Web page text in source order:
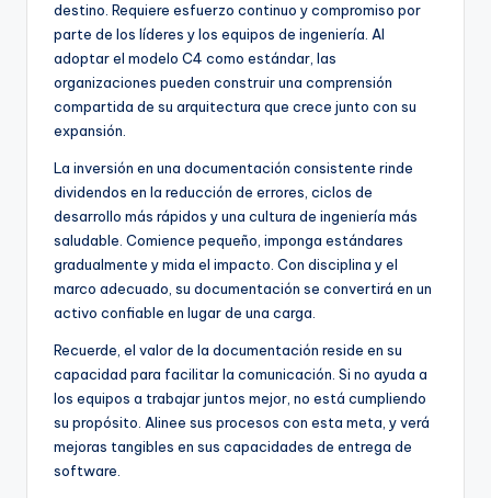
destino. Requiere esfuerzo continuo y compromiso por
parte de los líderes y los equipos de ingeniería. Al
adoptar el modelo C4 como estándar, las
organizaciones pueden construir una comprensión
compartida de su arquitectura que crece junto con su
expansión.
La inversión en una documentación consistente rinde
dividendos en la reducción de errores, ciclos de
desarrollo más rápidos y una cultura de ingeniería más
saludable. Comience pequeño, imponga estándares
gradualmente y mida el impacto. Con disciplina y el
marco adecuado, su documentación se convertirá en un
activo confiable en lugar de una carga.
Recuerde, el valor de la documentación reside en su
capacidad para facilitar la comunicación. Si no ayuda a
los equipos a trabajar juntos mejor, no está cumpliendo
su propósito. Alinee sus procesos con esta meta, y verá
mejoras tangibles en sus capacidades de entrega de
software.